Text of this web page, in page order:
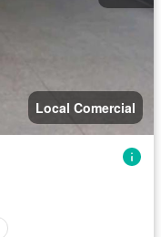
Local Comercial